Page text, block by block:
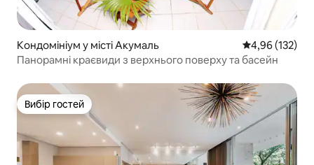
Кондомініум у місті Акумаль Середня
4,96 (132)
Панорамні краєвиди з верхнього поверху та басейн
Вибір гостей
Вибір гостей